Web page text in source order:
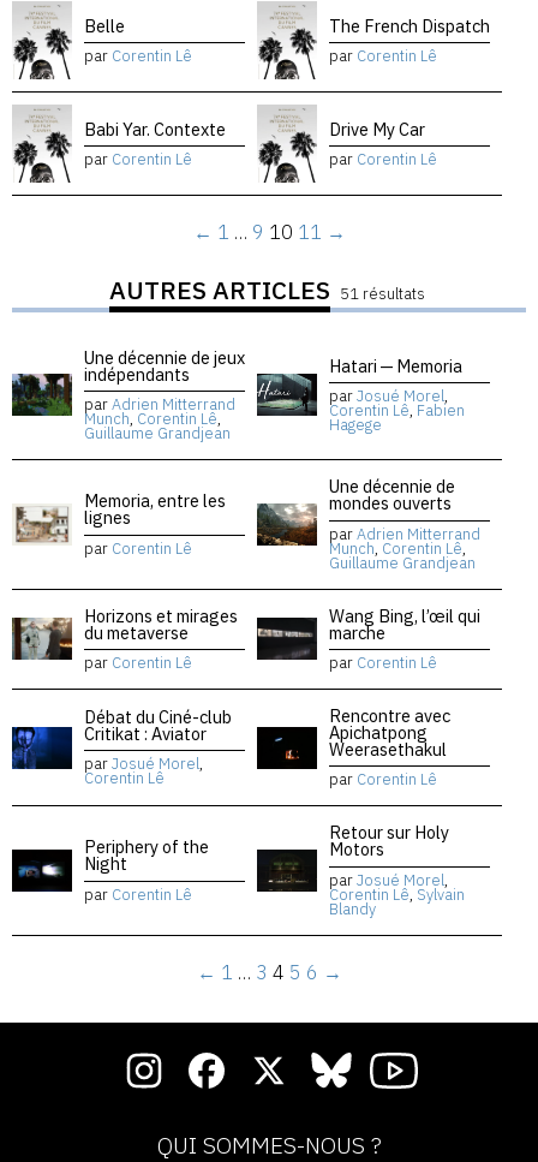
Belle
par Corentin Lê
The French Dispatch
par Corentin Lê
Babi Yar. Contexte
par Corentin Lê
Drive My Car
par Corentin Lê
← 1 … 9 10 11 →
AUTRES ARTICLES 51 résultats
Une décennie de jeux
indépendants
parAdrien Mitterrand
Munch, Corentin Lê,
Guillaume Grandjean
Hatari — Memoria
parJosué Morel,
Corentin Lê, Fabien
Hagege
Memoria, entre les
lignes
par Corentin Lê
Une décennie de
mondes ouverts
parAdrien Mitterrand
Munch, Corentin Lê,
Guillaume Grandjean
Horizons et mirages
du metaverse
par Corentin Lê
Wang Bing, l’œil qui
marche
par Corentin Lê
Débat du Ciné-club
Critikat : Aviator
parJosué Morel,
Corentin Lê
Rencontre avec
Apichatpong
Weerasethakul
par Corentin Lê
Periphery of the
Night
par Corentin Lê
Retour sur Holy
Motors
parJosué Morel,
Corentin Lê, Sylvain
Blandy
← 1 … 3 4 5 6 →
QUI SOMMES-NOUS ?